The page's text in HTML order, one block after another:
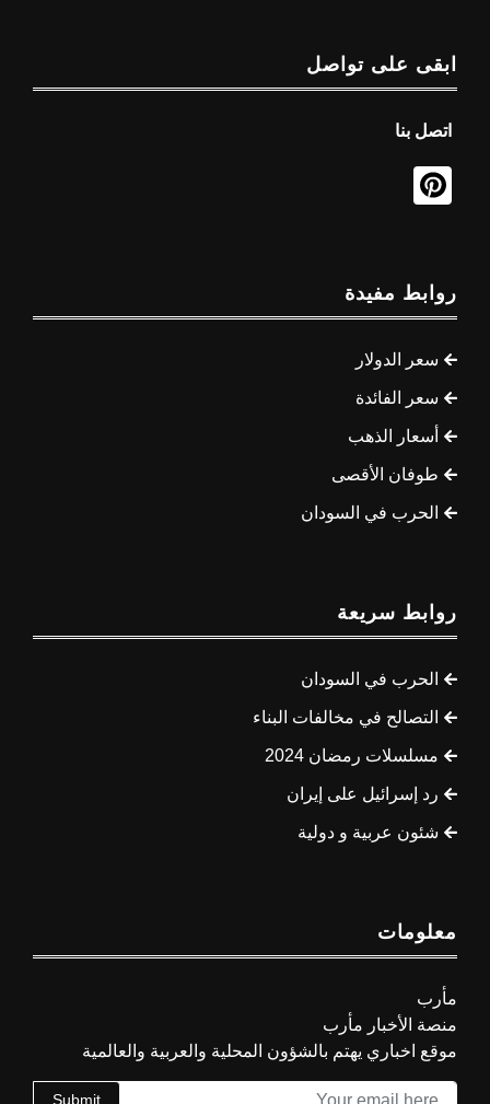
ابقى على تواصل
اتصل بنا
روابط مفيدة
سعر الدولار
سعر الفائدة
أسعار الذهب
طوفان الأقصى
الحرب في السودان
روابط سريعة
الحرب في السودان
التصالح في مخالفات البناء
مسلسلات رمضان 2024
رد إسرائيل على إيران
شئون عربية و دولية
معلومات
مأرب
منصة الأخبار مأرب
موقع اخباري يهتم بالشؤون المحلية والعربية والعالمية
Submit